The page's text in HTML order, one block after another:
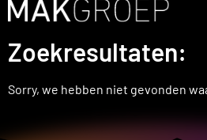
Zoekresultaten:
Sorry, we hebben niet gevonden